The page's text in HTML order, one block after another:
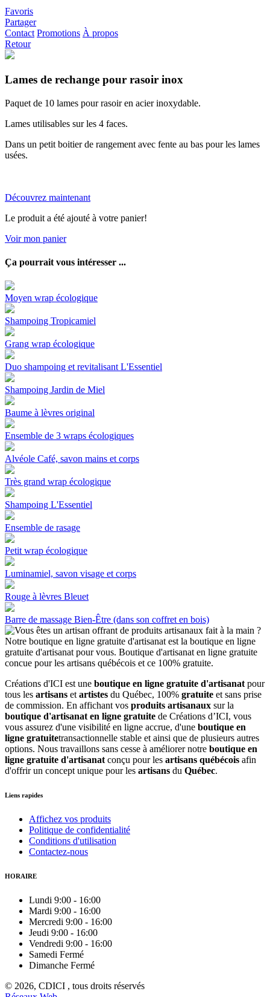
Favoris
Partager
Contact Promotions À propos
Retour
Lames de rechange pour rasoir inox
Paquet de 10 lames pour rasoir en acier inoxydable.
Lames utilisables sur les 4 faces.
Dans un petit boitier de rangement avec fente au bas pour les lames
usées.
Découvrez maintenant
Le produit a été ajouté à votre panier!
Voir mon panier
Ça pourrait vous intéresser ...
Moyen wrap écologique
Shampoing Tropicamiel
Grang wrap écologique
Duo shampoing et revitalisant L'Essentiel
Shampoing Jardin de Miel
Baume à lèvres original
Ensemble de 3 wraps écologiques
Alvéole Café, savon mains et corps
Très grand wrap écologique
Shampoing L'Essentiel
Ensemble de rasage
Petit wrap écologique
Luminamiel, savon visage et corps
Rouge à lèvres Bleuet
Barre de massage Bien-Être (dans son coffret en bois)
Créations d'ICI est une boutique en ligne gratuite d'artisanat pour
tous les artisans et artistes du Québec, 100% gratuite et sans prise
de commission. En affichant vos produits artisanaux sur la
boutique d'artisanat en ligne gratuite de Créations d’ICI, vous
vous assurez d'une visibilité en ligne accrue, d'une boutique en
ligne gratuitetransactionnelle stable et ainsi que de plusieurs autres
options. Nous travaillons sans cesse à améliorer notre boutique en
ligne gratuite d'artisanat conçu pour les artisans québécois afin
d'offrir un concept unique pour les artisans du Québec.
Liens rapides
Affichez vos produits
Politique de confidentialité
Conditions d'utilisation
Contactez-nous
HORAIRE
Lundi 9:00 - 16:00
Mardi 9:00 - 16:00
Mercredi 9:00 - 16:00
Jeudi 9:00 - 16:00
Vendredi 9:00 - 16:00
Samedi Fermé
Dimanche Fermé
© 2026, CDICI , tous droits réservés